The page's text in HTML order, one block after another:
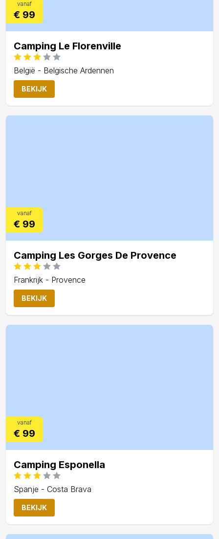
vanaf
€ 99
Camping Le Florenville
België - Belgische Ardennen
BEKIJK
vanaf
€ 99
Camping Les Gorges De Provence
Frankrijk - Provence
BEKIJK
vanaf
€ 99
Camping Esponella
Spanje - Costa Brava
BEKIJK